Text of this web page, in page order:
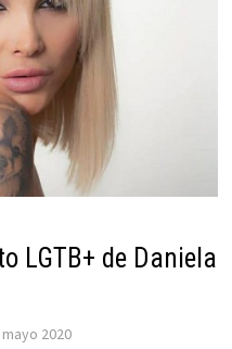
LGTB+ de Daniela
mayo 2020